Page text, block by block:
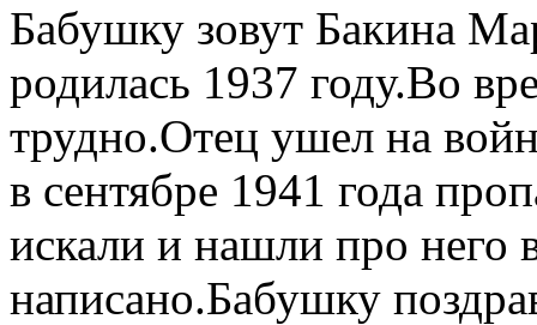
Бабушку зовут Бакина
родилась 1937 году.Во
трудно.Отец ушел на
в сентябре 1941 года
искали и нашли про него
написано.Бабушку